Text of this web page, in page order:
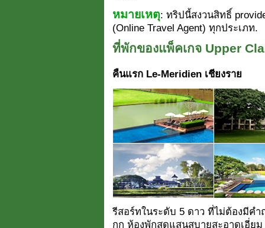
หมายเหตุ: ทริปนี้สงวนสิทธิ์
(Online Travel Agent) ทุกประเภท.
ที่พักของแพ็คเกจ Upper
คืนแรก Le-Meridien เชียงราย
รีสอร์ทในระดับ 5 ดาว ที่ไม่ต้องมีคำ
กก ห้องพักสุดแสนสบายสะอาดเอี่ย